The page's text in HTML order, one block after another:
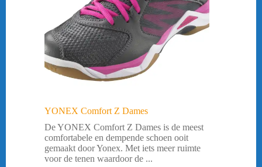
YONEX Comfort Z Dames
De YONEX Comfort Z Dames is de meest
comfortabele en dempende schoen ooit
gemaakt door Yonex. Met iets meer ruimte
voor de tenen waardoor de ...